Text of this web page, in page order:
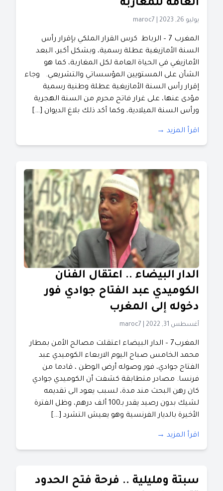
العامة للمغاربة
يوليو 26, 2023 maroc7
المغرب 7 – الرباط كرس القرار الملكي بإقرار رأس
السنة الأمازيغية عطلة رسمية، وبشكل أكبر، البعد
الأمازيغي في الحياة العامة لكل المغاربة، كما هو
الشأن على المستويين المؤسساتي والتشريعي. وجاء
إقرار رأس السنة الأمازيغية عطلة وطنية رسمية
مؤدى عنها، على غرار فاتح محرم من السنة الهجرية
ورأس السنة الميلادية، وكما أكد ذلك بلاغ الديوان […]
اقرأ المزيد →
الدار البيضاء .. اعتقال الفنان
الكوميدي عبد الفتاح جوادي فور
دخوله إلى المغرب
أغسطس 31, 2022 maroc7
المغرب7 – الدار البيضاء اعتقلت مصالح الأمن بمطار
محمد الخامس صباح اليوم الاربعاء الكوميدي عبد
الفتاح جوادي، فور وصوله أرض الوطن ، قادما من
فرنسا. مصادر متطابقة كشفت أن الكوميدي جوادي
كان رهن البحث مند مدة، لسبب يعود الى تقديمه
لشيك بدون رصيد يقدر بـ100 ألف درهم، وظل الفترة
الأخيرة بالديار الفرنسية وهو يعيش التشرد […]
اقرأ المزيد →
سبتة ومليلية .. فرحة فتح الحدود